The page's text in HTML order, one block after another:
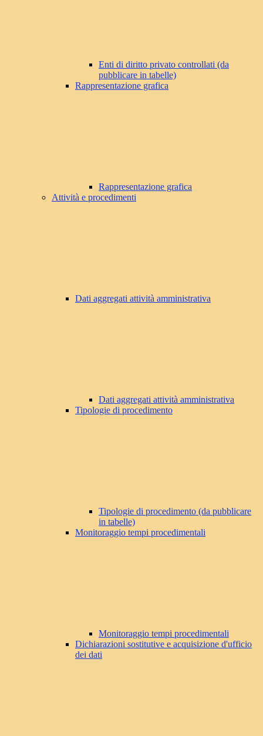
Enti di diritto privato controllati (da
pubblicare in tabelle)
Rappresentazione grafica
Rappresentazione grafica
Attività e procedimenti
Dati aggregati attività amministrativa
Dati aggregati attività amministrativa
Tipologie di procedimento
Tipologie di procedimento (da pubblicare
in tabelle)
Monitoraggio tempi procedimentali
Monitoraggio tempi procedimentali
Dichiarazioni sostitutive e acquisizione d'ufficio
dei dati